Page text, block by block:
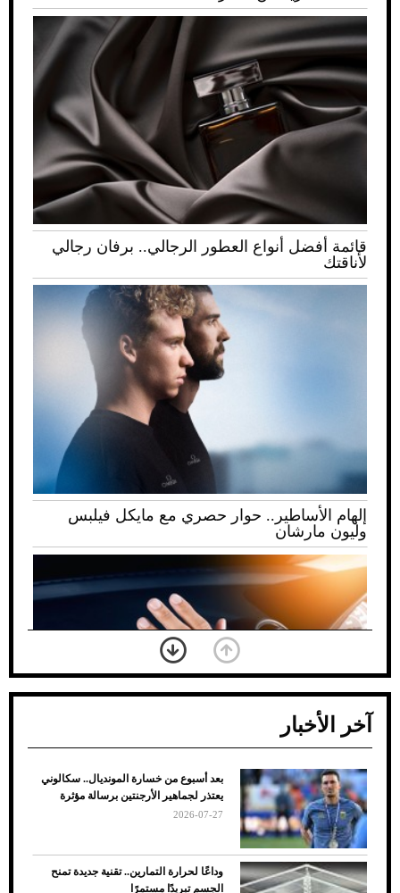
قائمة أفضل أنواع العطور الرجالي.. برفان رجالي
لأناقتك
إلهام الأساطير.. حوار حصري مع مايكل فيلبس
وليون مارشان
ضعف تبريد مكيف السيارة عند الوقوف.. أشهر
الأسباب والحلول
آخر الأخبار
بعد أسبوع من خسارة المونديال.. سكالوني
يعتذر لجماهير الأرجنتين برسالة مؤثرة
2026-07-27
وداعًا لحرارة التمارين.. تقنية جديدة تمنح
الجسم تبريدًا مستمرًا